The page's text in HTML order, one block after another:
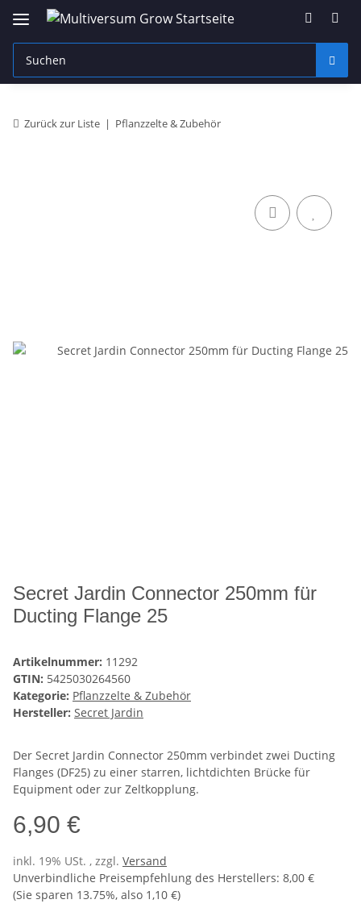
Zurück zur Liste Pflanzzelte & Zubehör
Secret Jardin Connector 250mm für
Ducting Flange 25
Artikelnummer: 11292
GTIN: 5425030264560
Kategorie: Pflanzzelte & Zubehör
Hersteller: Secret Jardin
Der Secret Jardin Connector 250mm verbindet zwei Ducting
Flanges (DF25) zu einer starren, lichtdichten Brücke für
Equipment oder zur Zeltkopplung.
6,90 €
inkl. 19% USt. , zzgl. Versand
Unverbindliche Preisempfehlung des Herstellers: 8,00 €
(Sie sparen 13.75%, also 1,10 €)